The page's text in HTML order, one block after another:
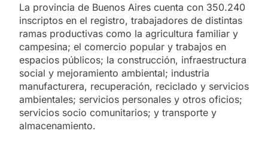
La provincia de Buenos Aires cuenta con 350.240
inscriptos en el registro, trabajadores de distintas
ramas productivas como la agricultura familiar y
campesina; el comercio popular y trabajos en
espacios públicos; la construcción, infraestructura
social y mejoramiento ambiental; industria
manufacturera, recuperación, reciclado y servicios
ambientales; servicios personales y otros oficios;
servicios socio comunitarios; y transporte y
almacenamiento.